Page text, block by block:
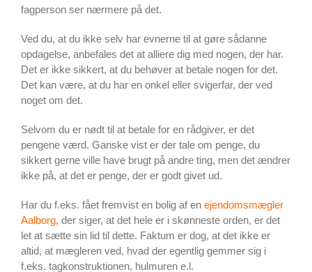
fagperson ser nærmere på det.
Ved du, at du ikke selv har evnerne til at gøre sådanne
opdagelse, anbefales det at alliere dig med nogen, der har.
Det er ikke sikkert, at du behøver at betale nogen for det.
Det kan være, at du har en onkel eller svigerfar, der ved
noget om det.
Selvom du er nødt til at betale for en rådgiver, er det
pengene værd. Ganske vist er der tale om penge, du
sikkert gerne ville have brugt på andre ting, men det ændrer
ikke på, at det er penge, der er godt givet ud.
Har du f.eks. fået fremvist en bolig af en ejendomsmægler
Aalborg, der siger, at det hele er i skønneste orden, er det
let at sætte sin lid til dette. Faktum er dog, at det ikke er
altid, at mægleren ved, hvad der egentlig gemmer sig i
f.eks. tagkonstruktionen, hulmuren e.l.